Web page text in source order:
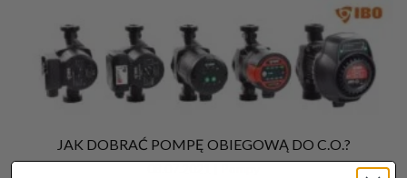
JAK DOBRAĆ POMPĘ OBIEGOWĄ DO C.O.?